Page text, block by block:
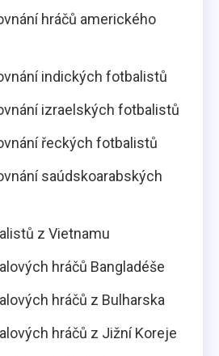
hráčů amerického
indických fotbalistů
izraelských fotbalistů
řeckých fotbalistů
saúdskoarabských
z Vietnamu
hráčů Bangladéše
hráčů z Bulharska
hráčů z Jižní Koreje